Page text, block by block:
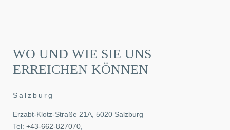
WO UND WIE SIE UNS
ERREICHEN KÖNNEN
Salzburg
Erzabt-Klotz-Straße 21A, 5020 Salzburg
Tel: +43-662-827070